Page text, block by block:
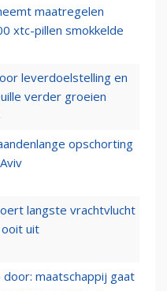
maatregelen
xtc-pillen smokkelde
leverdoelstelling en
verder groeien
opschorting
langste vrachtvlucht
uit
door: maatschappij gaat